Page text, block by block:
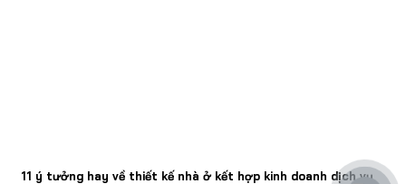
11 ý tưởng hay về thiết kế nhà ở kết hợp kinh doanh dịch vụ